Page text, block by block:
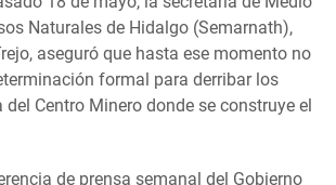
Naturales de Hidalgo (Semarnath),
aseguró que hasta ese momento no
formal para derribar los
del Centro Minero donde se construye el
de prensa semanal del Gobierno